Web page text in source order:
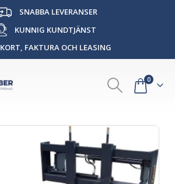
SNABBA LEVERANSER
KUNNIG KUNDTJÄNST
KORT, FAKTURA OCH LEASING
0